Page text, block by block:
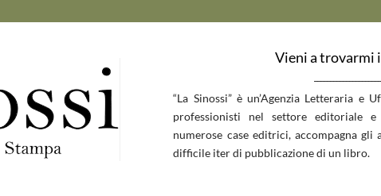
Vieni a trovarmi
“La Sinossi” è un’Agenzia Letteraria e
professionisti nel settore editoriale
numerose case editrici, accompagna
difficile iter di pubblicazione di un libro.